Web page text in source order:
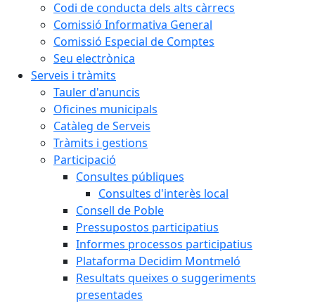
Codi de conducta dels alts càrrecs
Comissió Informativa General
Comissió Especial de Comptes
Seu electrònica
Serveis i tràmits
Tauler d'anuncis
Oficines municipals
Catàleg de Serveis
Tràmits i gestions
Participació
Consultes públiques
Consultes d'interès local
Consell de Poble
Pressupostos participatius
Informes processos participatius
Plataforma Decidim Montmeló
Resultats queixes o suggeriments
presentades